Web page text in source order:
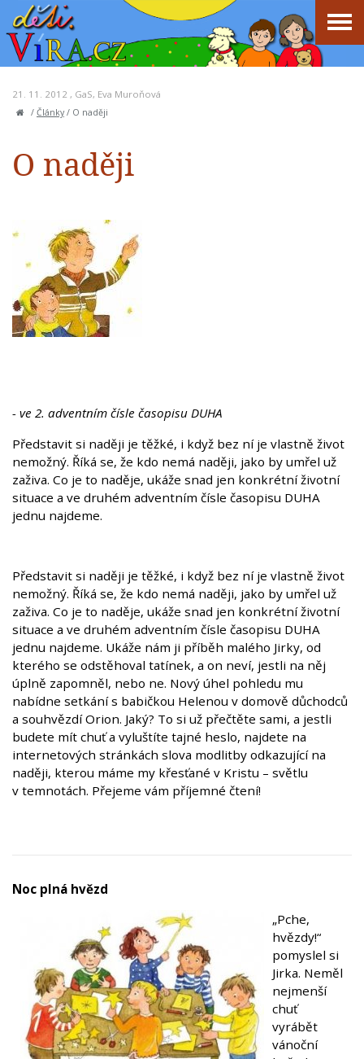
21. 11. 2012 , GaS, Eva Muroňová
/ Články/ O naději
O naději
- ve 2. adventním čísle časopisu DUHA
Představit si naději je těžké, i když bez ní je vlastně život
nemožný. Říká se, že kdo nemá naději, jako by umřel už
zaživa. Co je to naděje, ukáže snad jen konkrétní životní
situace a ve druhém adventním čísle časopisu DUHA
jednu najdeme.
Představit si naději je těžké, i když bez ní je vlastně život
nemožný. Říká se, že kdo nemá naději, jako by umřel už
zaživa. Co je to naděje, ukáže snad jen konkrétní životní
situace a ve druhém adventním čísle časopisu DUHA
jednu najdeme. Ukáže nám ji příběh malého Jirky, od
kterého se odstěhoval tatínek, a on neví, jestli na něj
úplně zapomněl, nebo ne. Nový úhel pohledu mu
nabídne setkání s babičkou Helenou v domově důchodců
a souhvězdí Orion. Jaký? To si už přečtěte sami, a jestli
budete mít chuť a vyluštíte tajné heslo, najdete na
internetových stránkách slova modlitby odkazující na
naději, kterou máme my křesťané v Kristu – světlu
v temnotách. Přejeme vám příjemné čtení!
Noc plná hvězd
„Pche,
hvězdy!“
pomyslel si
Jirka. Neměl
nejmenší
chuť
vyrábět
vánoční